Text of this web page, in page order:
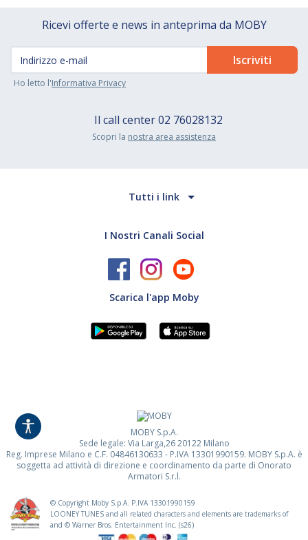
Ricevi offerte e news in anteprima da MOBY
Ho letto l'Informativa Privacy
Il call center02 76028132
Scopri la nostra area assistenza
Tutti i link
I Nostri Canali Social
Scarica l'app Moby
MOBY S.p.A.
Sede legale: Via Larga,26 20122 Milano
Reg. Imprese Milano e C.F. 04846130633 - P.IVA 13301990159. MOBY S.p.A. è
soggetta ad attività di direzione e coordinamento da parte di Onorato
Armatori S.r.l.
© Copyright Moby S.p.A. P.IVA 13301990159
LOONEY TUNES and all related characters and elements are trademarks of
and © Warner Bros. Entertainment Inc. (s26)